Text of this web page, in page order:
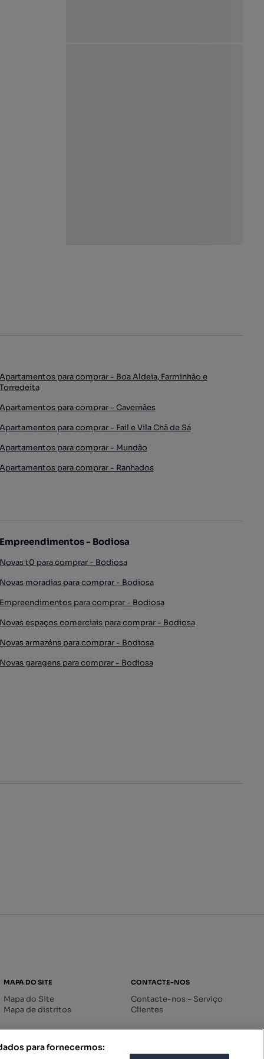
Apartamentos para comprar - Boa Aldeia, Farminhão e
Torredeita
Apartamentos para comprar - Cavernães
Apartamentos para comprar - Fail e Vila Chã de Sá
Apartamentos para comprar - Mundão
Apartamentos para comprar - Ranhados
Empreendimentos - Bodiosa
Novas t0 para comprar - Bodiosa
Novas moradias para comprar - Bodiosa
Empreendimentos para comprar - Bodiosa
Novas espaços comerciais para comprar - Bodiosa
Novas armazéns para comprar - Bodiosa
Novas garagens para comprar - Bodiosa
MAPA DO SITE
Mapa do Site
Mapa de distritos
CONTACTE-NOS
Contacte-nos - Serviço
Clientes
para fornecermos: